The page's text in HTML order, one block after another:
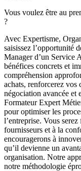
Vous voulez être au
?
Avec Expertisme,
saisissez l’opportunité
Manager d’un Service
bénéfices concrets et
compréhension
achats, renforcerez vos
négociation avancée et
Formateur Expert
pour optimiser les
l’entreprise. Vous
fournisseurs et à la
encouragerons à
qu’il devienne un
organisation. Notre
notre méthodologie